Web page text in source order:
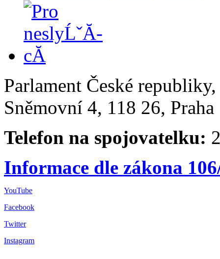
Parlament České
Sněmovní 4, 118 26,
Telefon na spojovatelku:
Informace dle zákona
YouTube
Facebook
Twitter
Instagram